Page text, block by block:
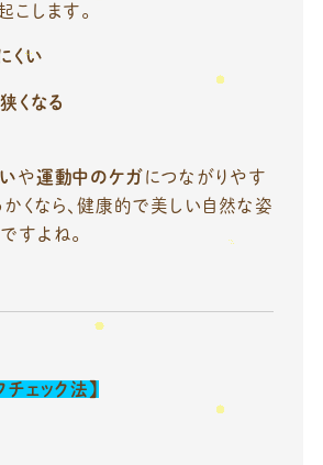
こします。
くい
くなる
や運動中のケガにつながりやす
かくなら、健康的で美しい自然な姿
すよね。
ェック法】